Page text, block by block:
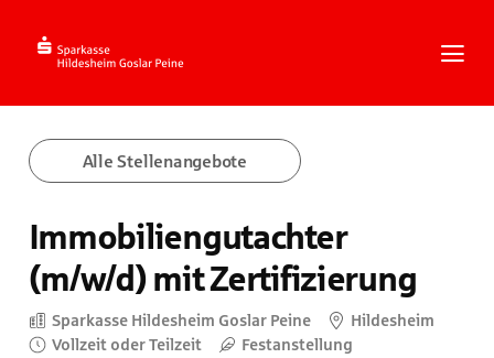
springen
Navigation
Zum
Footer
Alle Stellenangebote
Immobiliengutachter
(m/w/d) mit Zertifizierung
Sparkasse Hildesheim Goslar Peine
Hildesheim
Vollzeit oder Teilzeit
Festanstellung